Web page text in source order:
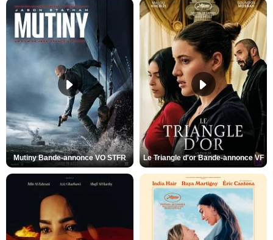
Mutiny Bande-annonce VO STFR Le Triangle d'or Bande-annonce VF